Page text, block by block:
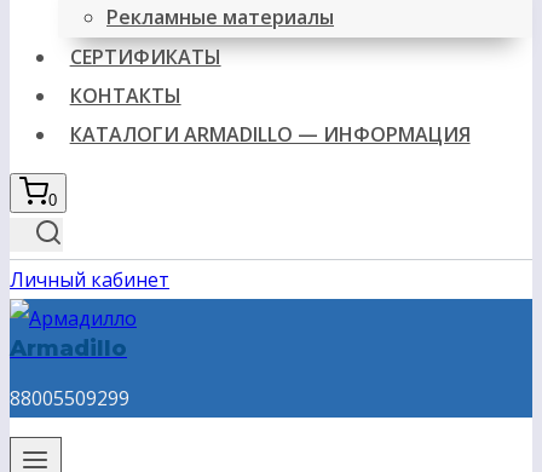
Рекламные материалы
СЕРТИФИКАТЫ
КОНТАКТЫ
КАТАЛОГИ ARMADILLO — ИНФОРМАЦИЯ
0
Личный кабинет
Armadillo
88005509299